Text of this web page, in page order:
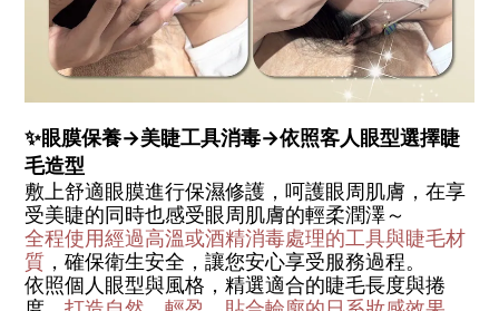
✨眼膜保養→美睫工具消毒→依照客人眼型選擇睫
毛造型
敷上舒適眼膜進行保濕修護，呵護眼周肌膚，在享
受美睫的同時也感受眼周肌膚的輕柔潤澤～
全程使用經過高溫或酒精消毒處理的工具與睫毛材
質 ，確保衛生安全，讓您安心享受服務過程。
依照個人眼型與風格，精選適合的睫毛長度與捲